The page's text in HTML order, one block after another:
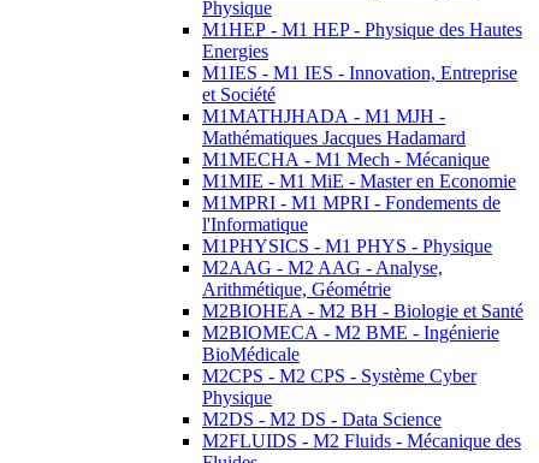
Physique
M1HEP - M1 HEP - Physique des Hautes
Energies
M1IES - M1 IES - Innovation, Entreprise
et Société
M1MATHJHADA - M1 MJH -
Mathématiques Jacques Hadamard
M1MECHA - M1 Mech - Mécanique
M1MIE - M1 MiE - Master en Economie
M1MPRI - M1 MPRI - Fondements de
l'Informatique
M1PHYSICS - M1 PHYS - Physique
M2AAG - M2 AAG - Analyse,
Arithmétique, Géométrie
M2BIOHEA - M2 BH - Biologie et Santé
M2BIOMECA - M2 BME - Ingénierie
BioMédicale
M2CPS - M2 CPS - Système Cyber
Physique
M2DS - M2 DS - Data Science
M2FLUIDS - M2 Fluids - Mécanique des